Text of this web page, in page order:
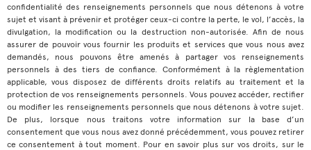
confidentialité des renseignements personnels que nous détenons à votre
sujet et visant à prévenir et protéger ceux-ci contre la perte, le vol, l’accès, la
divulgation, la modification ou la destruction non-autorisée. Afin de nous
assurer de pouvoir vous fournir les produits et services que vous nous avez
demandés, nous pouvons être amenés à partager vos renseignements
personnels à des tiers de confiance. Conformément à la règlementation
applicable, vous disposez de différents droits relatifs au traitement et la
protection de vos renseignements personnels. Vous pouvez accéder, rectifier
ou modifier les renseignements personnels que nous détenons à votre sujet.
De plus, lorsque nous traitons votre information sur la base d’un
consentement que vous nous avez donné précédemment, vous pouvez retirer
ce consentement à tout moment. Pour en savoir plus sur vos droits, sur le